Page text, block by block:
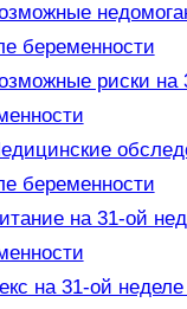
беременности
риски на
беременности
на 31-ой
на 31-ой